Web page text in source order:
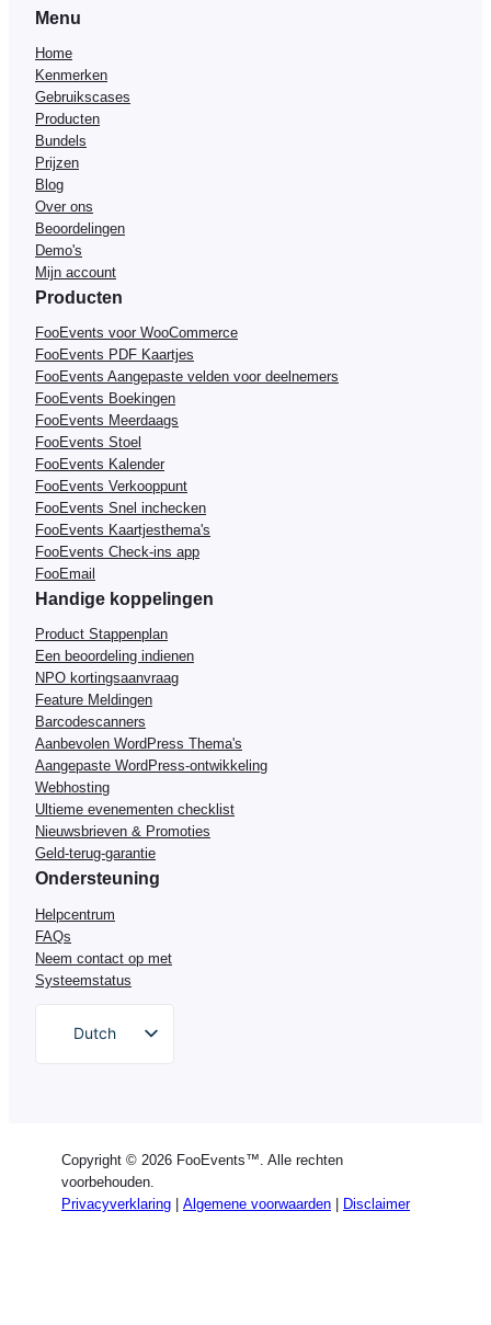
Menu
Home
Kenmerken
Gebruikscases
Producten
Bundels
Prijzen
Blog
Over ons
Beoordelingen
Demo's
Mijn account
Producten
FooEvents voor WooCommerce
FooEvents PDF Kaartjes
FooEvents Aangepaste velden voor deelnemers
FooEvents Boekingen
FooEvents Meerdaags
FooEvents Stoel
FooEvents Kalender
FooEvents Verkooppunt
FooEvents Snel inchecken
FooEvents Kaartjesthema's
FooEvents Check-ins app
FooEmail
Handige koppelingen
Product Stappenplan
Een beoordeling indienen
NPO kortingsaanvraag
Feature Meldingen
Barcodescanners
Aanbevolen WordPress Thema's
Aangepaste WordPress-ontwikkeling
Webhosting
Ultieme evenementen checklist
Nieuwsbrieven & Promoties
Geld-terug-garantie
Ondersteuning
Helpcentrum
FAQs
Neem contact op met
Systeemstatus
Dutch
English
Italian
Portuguese
Copyright © 2026 FooEvents™. Alle rechten
voorbehouden.
Privacyverklaring
Algemene voorwaarden Disclaimer